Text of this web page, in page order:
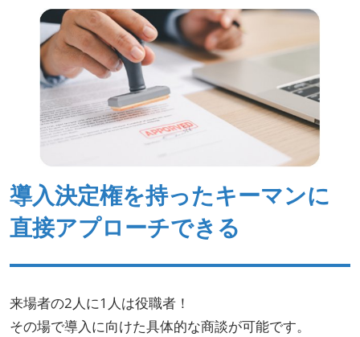
導入決定権を持ったキーマンに
直接アプローチできる
来場者の2人に1人は役職者！
その場で導入に向けた具体的な商談が可能です。